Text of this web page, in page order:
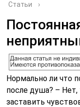
Статьи ›
Нормально ли что
после душа? –
заставить